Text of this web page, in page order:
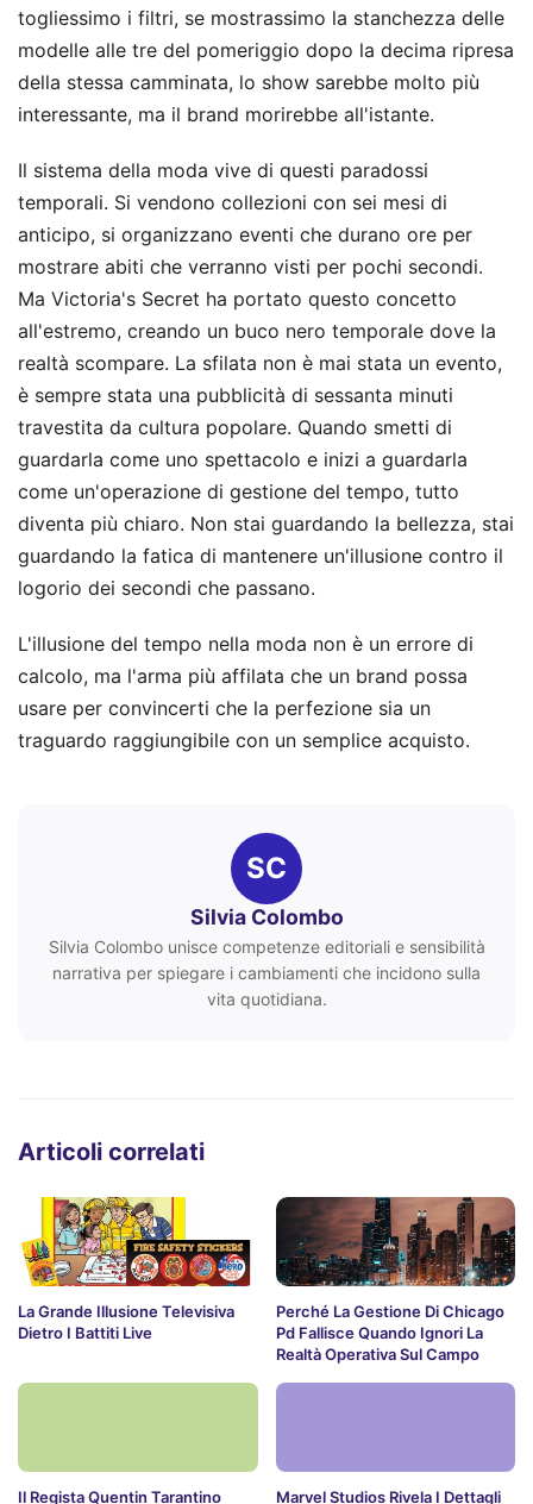
togliessimo i filtri, se mostrassimo la stanchezza delle
modelle alle tre del pomeriggio dopo la decima ripresa
della stessa camminata, lo show sarebbe molto più
interessante, ma il brand morirebbe all'istante.
Il sistema della moda vive di questi paradossi
temporali. Si vendono collezioni con sei mesi di
anticipo, si organizzano eventi che durano ore per
mostrare abiti che verranno visti per pochi secondi.
Ma Victoria's Secret ha portato questo concetto
all'estremo, creando un buco nero temporale dove la
realtà scompare. La sfilata non è mai stata un evento,
è sempre stata una pubblicità di sessanta minuti
travestita da cultura popolare. Quando smetti di
guardarla come uno spettacolo e inizi a guardarla
come un'operazione di gestione del tempo, tutto
diventa più chiaro. Non stai guardando la bellezza, stai
guardando la fatica di mantenere un'illusione contro il
logorio dei secondi che passano.
L'illusione del tempo nella moda non è un errore di
calcolo, ma l'arma più affilata che un brand possa
usare per convincerti che la perfezione sia un
traguardo raggiungibile con un semplice acquisto.
SC
Silvia Colombo
Silvia Colombo unisce competenze editoriali e sensibilità
narrativa per spiegare i cambiamenti che incidono sulla
vita quotidiana.
Articoli correlati
La Grande Illusione Televisiva
Dietro I Battiti Live
Perché La Gestione Di Chicago
Pd Fallisce Quando Ignori La
Realtà Operativa Sul Campo
Il Regista Quentin Tarantino Marvel Studios Rivela I Dettagli